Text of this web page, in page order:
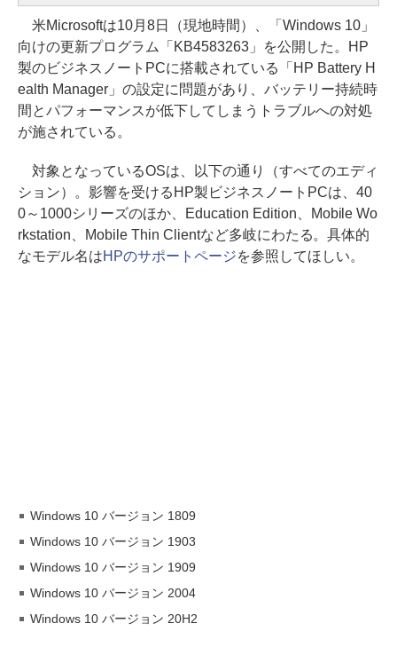
米Microsoftは10月8日（現地時間）、「Windows 10」
向けの更新プログラム「KB4583263」を公開した。HP
製のビジネスノートPCに搭載されている「HP Battery H
ealth Manager」の設定に問題があり、バッテリー持続時
間とパフォーマンスが低下してしまうトラブルへの対処
が施されている。
対象となっているOSは、以下の通り（すべてのエディ
ション）。影響を受けるHP製ビジネスノートPCは、40
0～1000シリーズのほか、Education Edition、Mobile Wo
rkstation、Mobile Thin Clientなど多岐にわたる。具体的
なモデル名はHPのサポートページを参照してほしい。
Windows 10 バージョン 1809
Windows 10 バージョン 1903
Windows 10 バージョン 1909
Windows 10 バージョン 2004
Windows 10 バージョン 20H2